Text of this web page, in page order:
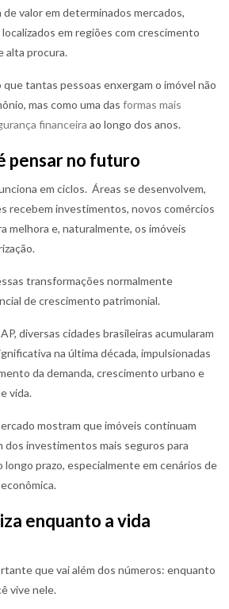
valor em determinados mercados,
em regiões com crescimento
alta procura.
tantas pessoas enxergam o imóvel não
mas como uma das formas mais
financeira ao longo dos anos.
pensar no futuro
em ciclos. Áreas se desenvolvem,
recebem investimentos, novos comércios
melhora e, naturalmente, os imóveis
transformações normalmente
de crescimento patrimonial.
diversas cidades brasileiras acumularam
na última década, impulsionadas
da demanda, crescimento urbano e
vida.
mostram que imóveis continuam
dos investimentos mais seguros para
prazo, especialmente em cenários de
enquanto a vida
que vai além dos números: enquanto
vive nele.